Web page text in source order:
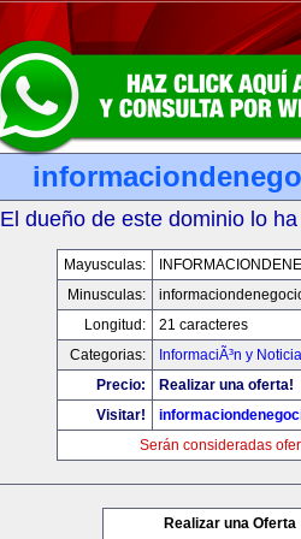
El dueño de este dominio lo
Mayusculas:
Minusculas:
Longitud:
21 caracteres
Categorias:
InformaciÃ³n y
Precio:
Realizar una oferta!
Visitar!
Serán consideradas
Realizar una Oferta